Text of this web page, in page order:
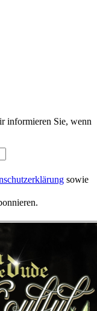
informieren Sie, wenn
sowie